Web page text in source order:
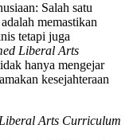
Salah satu
memastikan
tetapi juga
Liberal Arts
hanya mengejar
kesejahteraan
Arts Curriculum